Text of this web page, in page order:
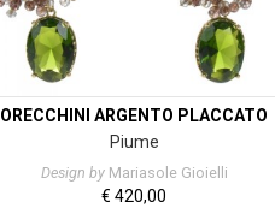
ORECCHINI ARGENTO PLACCATO
Piume
Design byMariasole Gioielli
€ 420,00